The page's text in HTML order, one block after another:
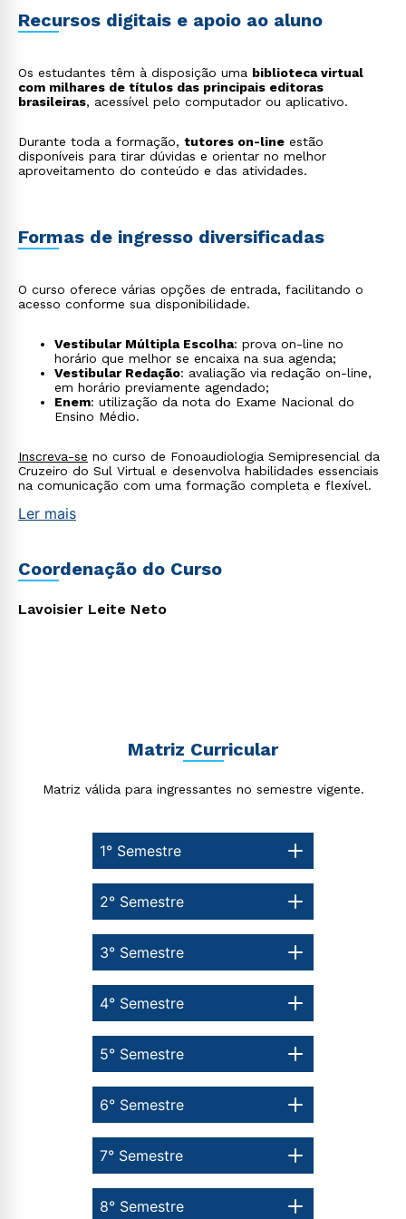
Recursos digitais e apoio ao aluno
Os estudantes têm à disposição uma biblioteca virtual
com milhares de títulos das principais editoras
brasileiras, acessível pelo computador ou aplicativo.
Durante toda a formação, tutores on-line estão
disponíveis para tirar dúvidas e orientar no melhor
aproveitamento do conteúdo e das atividades.
Formas de ingresso diversificadas
O curso oferece várias opções de entrada, facilitando o
acesso conforme sua disponibilidade.
Vestibular Múltipla Escolha: prova on-line no
horário que melhor se encaixa na sua agenda;
Vestibular Redação: avaliação via redação on-line,
em horário previamente agendado;
Enem: utilização da nota do Exame Nacional do
Ensino Médio.
Inscreva-se no curso de Fonoaudiologia Semipresencial da
Cruzeiro do Sul Virtual e desenvolva habilidades essenciais
na comunicação com uma formação completa e flexível.
Ler mais
Coordenação do Curso
Lavoisier Leite Neto
Matriz Curricular
Matriz válida para ingressantes no semestre vigente.
1° Semestre
8° Semestre
7° Semestre
6° Semestre
5° Semestre
4° Semestre
3° Semestre
2° Semestre
WhatsApp
ou
Estou de acordo com a
envio de conteúdos da Cruzeiro do Sul.